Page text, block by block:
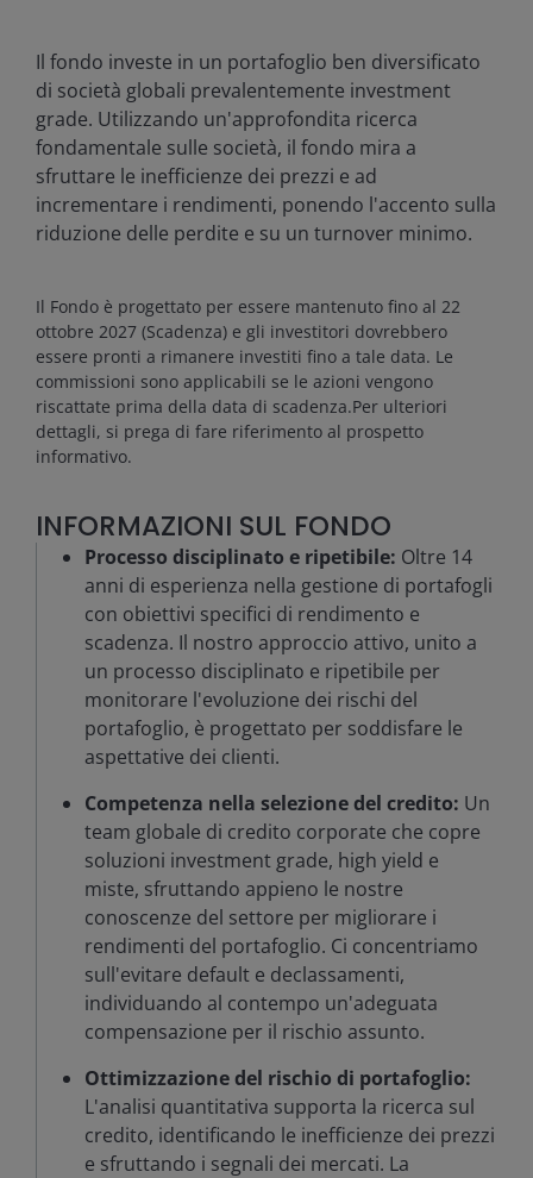
Il fondo investe in un portafoglio ben diversificato
di società globali prevalentemente investment
grade. Utilizzando un'approfondita ricerca
fondamentale sulle società, il fondo mira a
sfruttare le inefficienze dei prezzi e ad
incrementare i rendimenti, ponendo l'accento sulla
riduzione delle perdite e su un turnover minimo.
Il Fondo è progettato per essere mantenuto fino al 22
ottobre 2027 (Scadenza) e gli investitori dovrebbero
essere pronti a rimanere investiti fino a tale data. Le
commissioni sono applicabili se le azioni vengono
riscattate prima della data di scadenza.Per ulteriori
dettagli, si prega di fare riferimento al prospetto
informativo.
INFORMAZIONI SUL FONDO
Processo disciplinato e ripetibile: Oltre 14
anni di esperienza nella gestione di portafogli
con obiettivi specifici di rendimento e
scadenza. Il nostro approccio attivo, unito a
un processo disciplinato e ripetibile per
monitorare l'evoluzione dei rischi del
portafoglio, è progettato per soddisfare le
aspettative dei clienti.
Competenza nella selezione del credito: Un
team globale di credito corporate che copre
soluzioni investment grade, high yield e
miste, sfruttando appieno le nostre
conoscenze del settore per migliorare i
rendimenti del portafoglio. Ci concentriamo
sull'evitare default e declassamenti,
individuando al contempo un'adeguata
compensazione per il rischio assunto.
Ottimizzazione del rischio di portafoglio:
L'analisi quantitativa supporta la ricerca sul
credito, identificando le inefficienze dei prezzi
e sfruttando i segnali dei mercati. La